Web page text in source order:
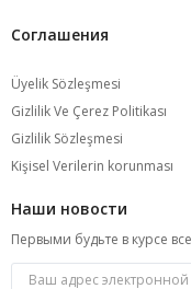
Соглашения
Üyelik Sözleşmesi
Gizlilik Ve Çerez Politikası
Gizlilik Sözleşmesi
Kişisel Verilerin korunması
Наши новости
Первыми будьте в курсе